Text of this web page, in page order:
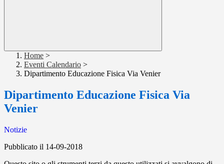
Home >
Eventi Calendario >
Dipartimento Educazione Fisica Via Venier
Dipartimento Educazione Fisica Via
Venier
Notizie
Pubblicato il 14-09-2018